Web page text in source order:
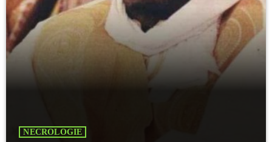
NECROLOGIE